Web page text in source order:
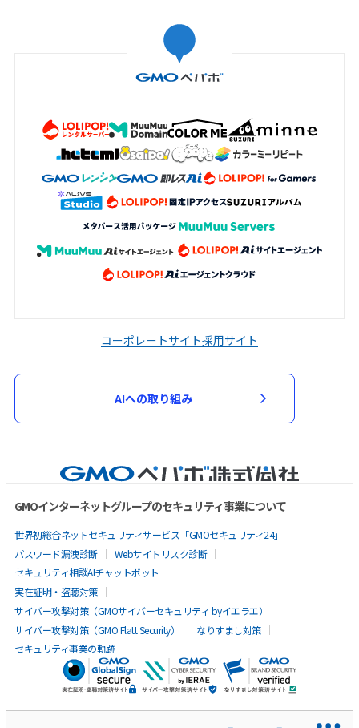
コーポレートサイト採用サイト
AIへの取り組み
GMOインターネットグループのセキュリティ事業について
世界初総合ネットセキュリティサービス「GMOセキュリティ24」
パスワード漏洩診断
Webサイトリスク診断
セキュリティ相談AIチャットボット
実在証明・盗聴対策
サイバー攻撃対策（GMOサイバーセキュリティ byイエラエ）
サイバー攻撃対策（GMO Flatt Security）
なりすまし対策
セキュリティ事業の軌跡